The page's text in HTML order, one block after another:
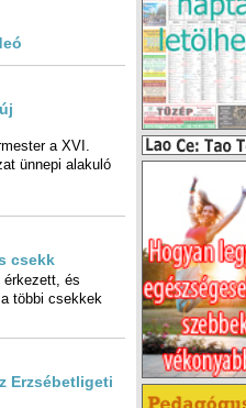
a XVI.
ünnepi alakuló
csekk
és
csekkek
Erzsébetligeti